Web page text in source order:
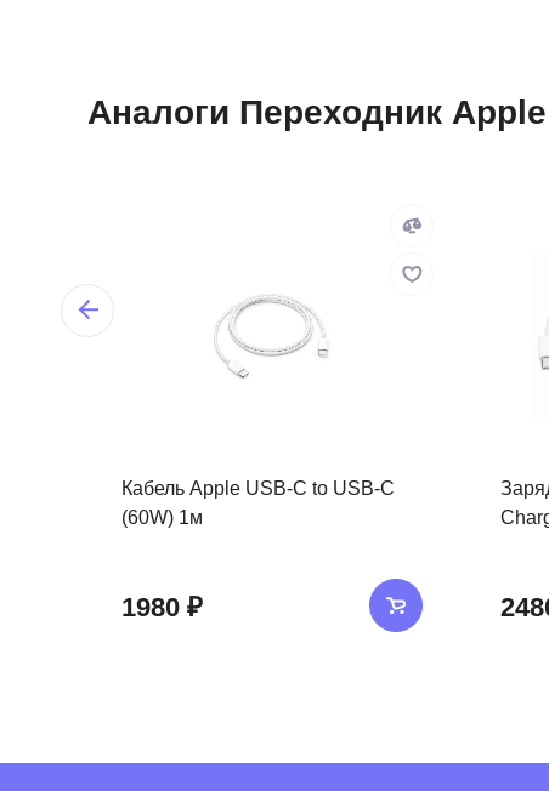
Аналоги Переходник
Кабель Apple USB-C to USB-C
(60W) 1м
1980 ₽